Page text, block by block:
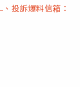
、投訴爆料信箱：